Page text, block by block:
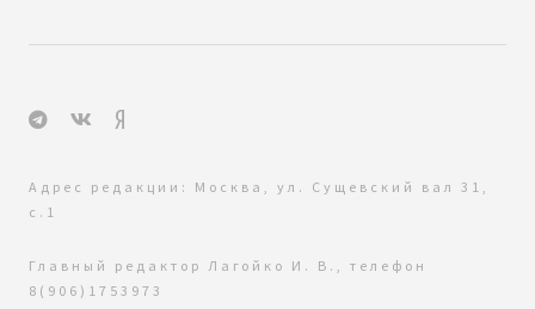
Адрес редакции: Москва, ул. Сущевский вал 31,
с.1
Главный редактор Лагойко И. В., телефон
8(906)1753973